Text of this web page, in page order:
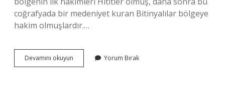
coğrafyada bir medeniyet kuran Bitinyalılar bölgeye
hakim olmuşlardır.…
Devamını okuyun Boluluların
Kökeni
Yorum Bırak